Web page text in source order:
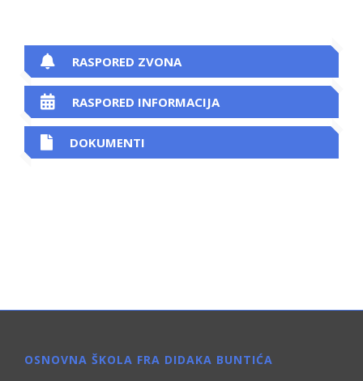
RASPORED ZVONA
RASPORED INFORMACIJA
DOKUMENTI
OSNOVNA ŠKOLA FRA DIDAKA BUNTIĆA